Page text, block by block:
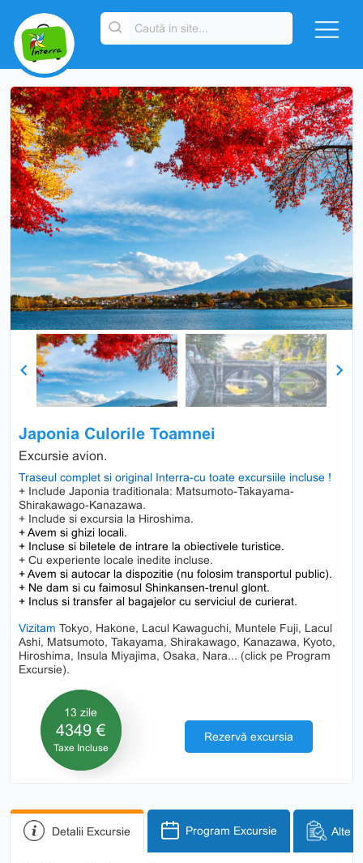
Japonia Culorile Toamnei
Excursie avion.
Traseul complet si original Interra-cu toate excursiile incluse !
+ Include Japonia traditionala: Matsumoto-Takayama-
Shirakawago-Kanazawa.
+ Include si excursia la Hiroshima.
+ Avem si ghizi locali.
+ Incluse si biletele de intrare la obiectivele turistice.
+ Cu experiente locale inedite incluse.
+ Avem si autocar la dispozitie (nu folosim transportul public).
+ Ne dam si cu faimosul Shinkansen-trenul glont.
+ Inclus si transfer al bagajelor cu serviciul de curierat.
Vizitam Tokyo, Hakone, Lacul Kawaguchi, Muntele Fuji, Lacul
Ashi, Matsumoto, Takayama, Shirakawago, Kanazawa, Kyoto,
Hiroshima, Insula Miyajima, Osaka, Nara... (click pe Program
Excursie).
13 zile
4349 €
Taxe Incluse
Rezervă excursia
Previous Next
Detalii Excursie Program Excursie Alte